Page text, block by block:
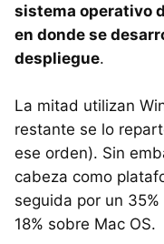
sistema operativo
en donde se
despliegue.
La mitad utilizan
restante se lo
ese orden). Sin
cabeza como
seguida por un
18% sobre Mac OS.